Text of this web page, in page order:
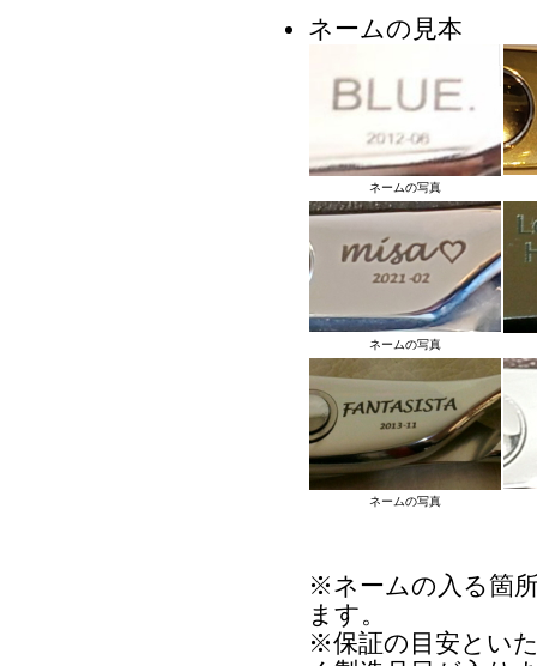
ネームの見本
ネームの写真
ネームの写真
ネームの写真
※ネームの入る箇
ます。
※保証の目安とい